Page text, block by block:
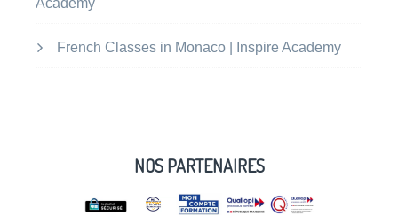
Academy
French Classes in Monaco | Inspire Academy
NOS PARTENAIRES